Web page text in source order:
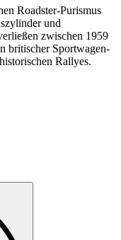
Roadster-Purismus
und
zwischen 1959
britischer Sportwagen-
Rallyes.